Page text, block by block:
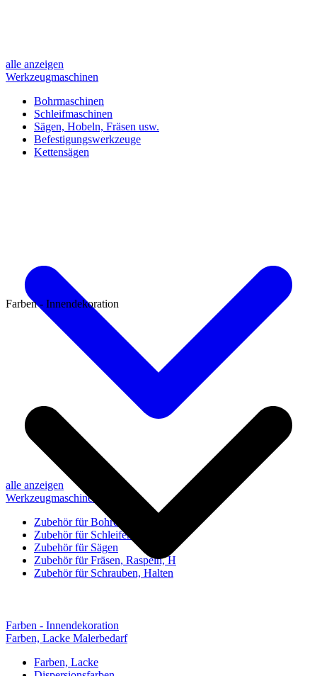
alle anzeigen
Werkzeugmaschinen
Bohrmaschinen
Schleifmaschinen
Sägen, Hobeln, Fräsen usw.
Befestigungswerkzeuge
Kettensägen
alle anzeigen
Werkzeugmaschinen-Zubehör
Zubehör für Bohren, Bohrhilfen
Zubehör für Schleifen, Poliere
Zubehör für Sägen
Zubehör für Fräsen, Raspeln, H
Zubehör für Schrauben, Halten
Farben - Innendekoration
Farben - Innendekoration
Farben, Lacke Malerbedarf
Farben, Lacke